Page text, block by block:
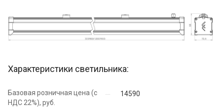
Характеристики светильника:
Базовая розничная цена (с
НДС 22%), руб.
14590